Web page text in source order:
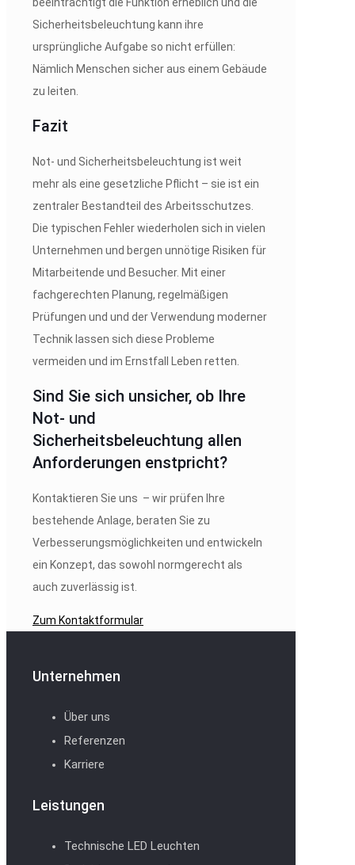
Sicherheitsbeleuchtung kann ihre
ursprüngliche Aufgabe so nicht erfüllen:
Nämlich Menschen sicher aus einem Gebäude
zu leiten.
Fazit
Not- und Sicherheitsbeleuchtung ist weit
mehr als eine gesetzliche Pflicht – sie ist ein
zentraler Bestandteil des Arbeitsschutzes.
Die typischen Fehler wiederholen sich in vielen
Unternehmen und bergen unnötige Risiken für
Mitarbeitende und Besucher. Mit einer
fachgerechten Planung, regelmäßigen
Prüfungen und und der Verwendung moderner
Technik lassen sich diese Probleme
vermeiden und im Ernstfall Leben retten.
Sind Sie sich unsicher, ob Ihre
Not- und
Sicherheitsbeleuchtung allen
Anforderungen enstpricht?
Kontaktieren Sie uns – wir prüfen Ihre
bestehende Anlage, beraten Sie zu
Verbesserungsmöglichkeiten und entwickeln
ein Konzept, das sowohl normgerecht als
auch zuverlässig ist.
Zum Kontaktformular
Unternehmen
Über uns
Referenzen
Karriere
Leistungen
Technische LED Leuchten